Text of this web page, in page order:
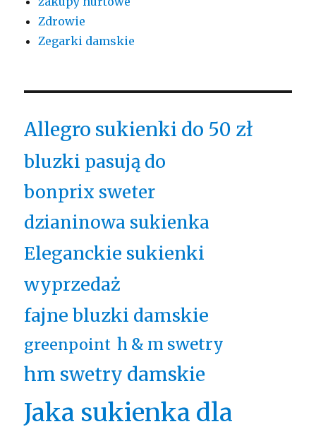
Zdrowie
Zegarki damskie
Allegro sukienki do 50 zł
bluzki pasują do
bonprix sweter
dzianinowa sukienka
Eleganckie sukienki
wyprzedaż
fajne bluzki damskie
greenpoint h & m swetry
hm swetry damskie
Jaka sukienka dla